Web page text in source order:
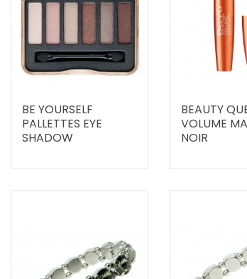
BE YOURSELF
PALLETTES EYE
SHADOW
BEAUTY
VOLUME
NOIR